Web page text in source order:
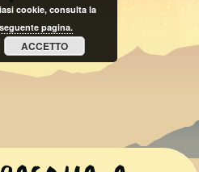
cookie, consulta la
seguente pagina.
ACCETTO